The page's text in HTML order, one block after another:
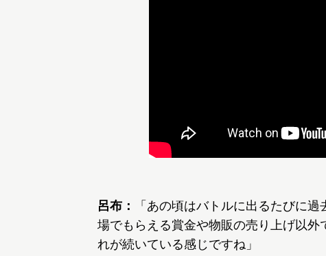
呂布：
「あの頃はバトルに出るたびに
場でもらえる賞金や物販の売り上げ以
れが続いている感じですね」